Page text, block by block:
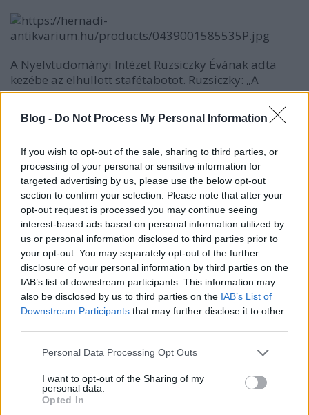
Blog - Do Not Process My Personal Information
If you wish to opt-out of the sale, sharing to third parties, or
processing of your personal or sensitive information for
targeted advertising by us, please use the below opt-out
section to confirm your selection. Please note that after your
opt-out request is processed you may continue seeing
interest-based ads based on personal information utilized by
us or personal information disclosed to third parties prior to
your opt-out. You may separately opt-out of the further
disclosure of your personal information by third parties on the
IAB’s list of downstream participants. This information may
also be disclosed by us to third parties on the IAB’s List of
Downstream Participants that may further disclose it to other
Please note that this website/app uses one or more Google
not limited to your visit or usage behaviour. You may click to
grant or deny consent to Google and its third-party tags to
use your data for below specified purposes in below Google
Personal Data Processing Opt Outs
I want to opt-out of the Sharing of my
personal data.
Opted In
A Nyelvtudományi Intézet Ruzsiczky Évának adta
kezébe az elhullott stafétabotot. Ruzsiczky: „A
munka átvételekor a nagy szótár folytatására a
feltételek nem látszottak biztosítottnak. Ugyanakkor
a szinonimaszótár iránti érdeklődés egyre
méreteket öltött. Ebben a helyzetben nem
minősülhetett az igények kielégítésére elegendőnek
az O. Nagy Gábor által is csak átmeneti
megoldásnak szánt kis szótár tető alá hozása. Így
került sor pusztán a keretek kitágításával – a
tervezett nagy és kis szótár helyett közbülső
megoldásként – ennek, a műfajában kéziszótár
jellegű változatnak a kidolgozására.” A koncepció
tehát O. Nagytól származik, tőle maradt hátra a
szótár törzsanyagának terjedelemre csaknem
negyven százaléka, első megfogalmazásban,
megszerkesztése. Alig felbecsülhető értékű
A különféle nyelveken eddig megjelent ilyen